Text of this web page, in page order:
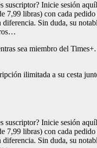
suscriptor? Inicie sesión
7,99 libras) con cada
Sin duda, su
sea miembro del
ilimitada a su cesta
suscriptor? Inicie sesión
7,99 libras) con cada
Sin duda, su